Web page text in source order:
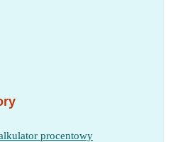
procentowy